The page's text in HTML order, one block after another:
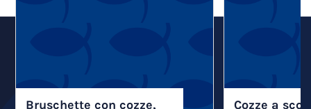
Bruschette con cozze,
Cozze a